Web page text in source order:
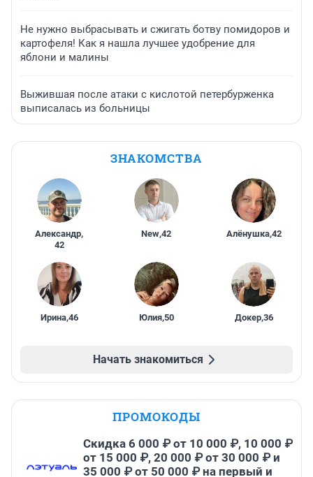
Не нужно выбрасывать и сжигать ботву помидоров и
картофеля! Как я нашла лучшее удобрение для
яблони и малины
Выжившая после атаки с кислотой петербурженка
выписалась из больницы
ЗНАКОМСТВА
Александр,
42
New,42 Алёнушка,42
Ирина,46 Юлия,50 Докер,36
Начать знакомиться
ПРОМОКОДЫ
Скидка 6 000 ₽ от 10 000 ₽, 10 000 ₽
от 15 000 ₽, 20 000 ₽ от 30 000 ₽ и
35 000 ₽ от 50 000 ₽ на первый и